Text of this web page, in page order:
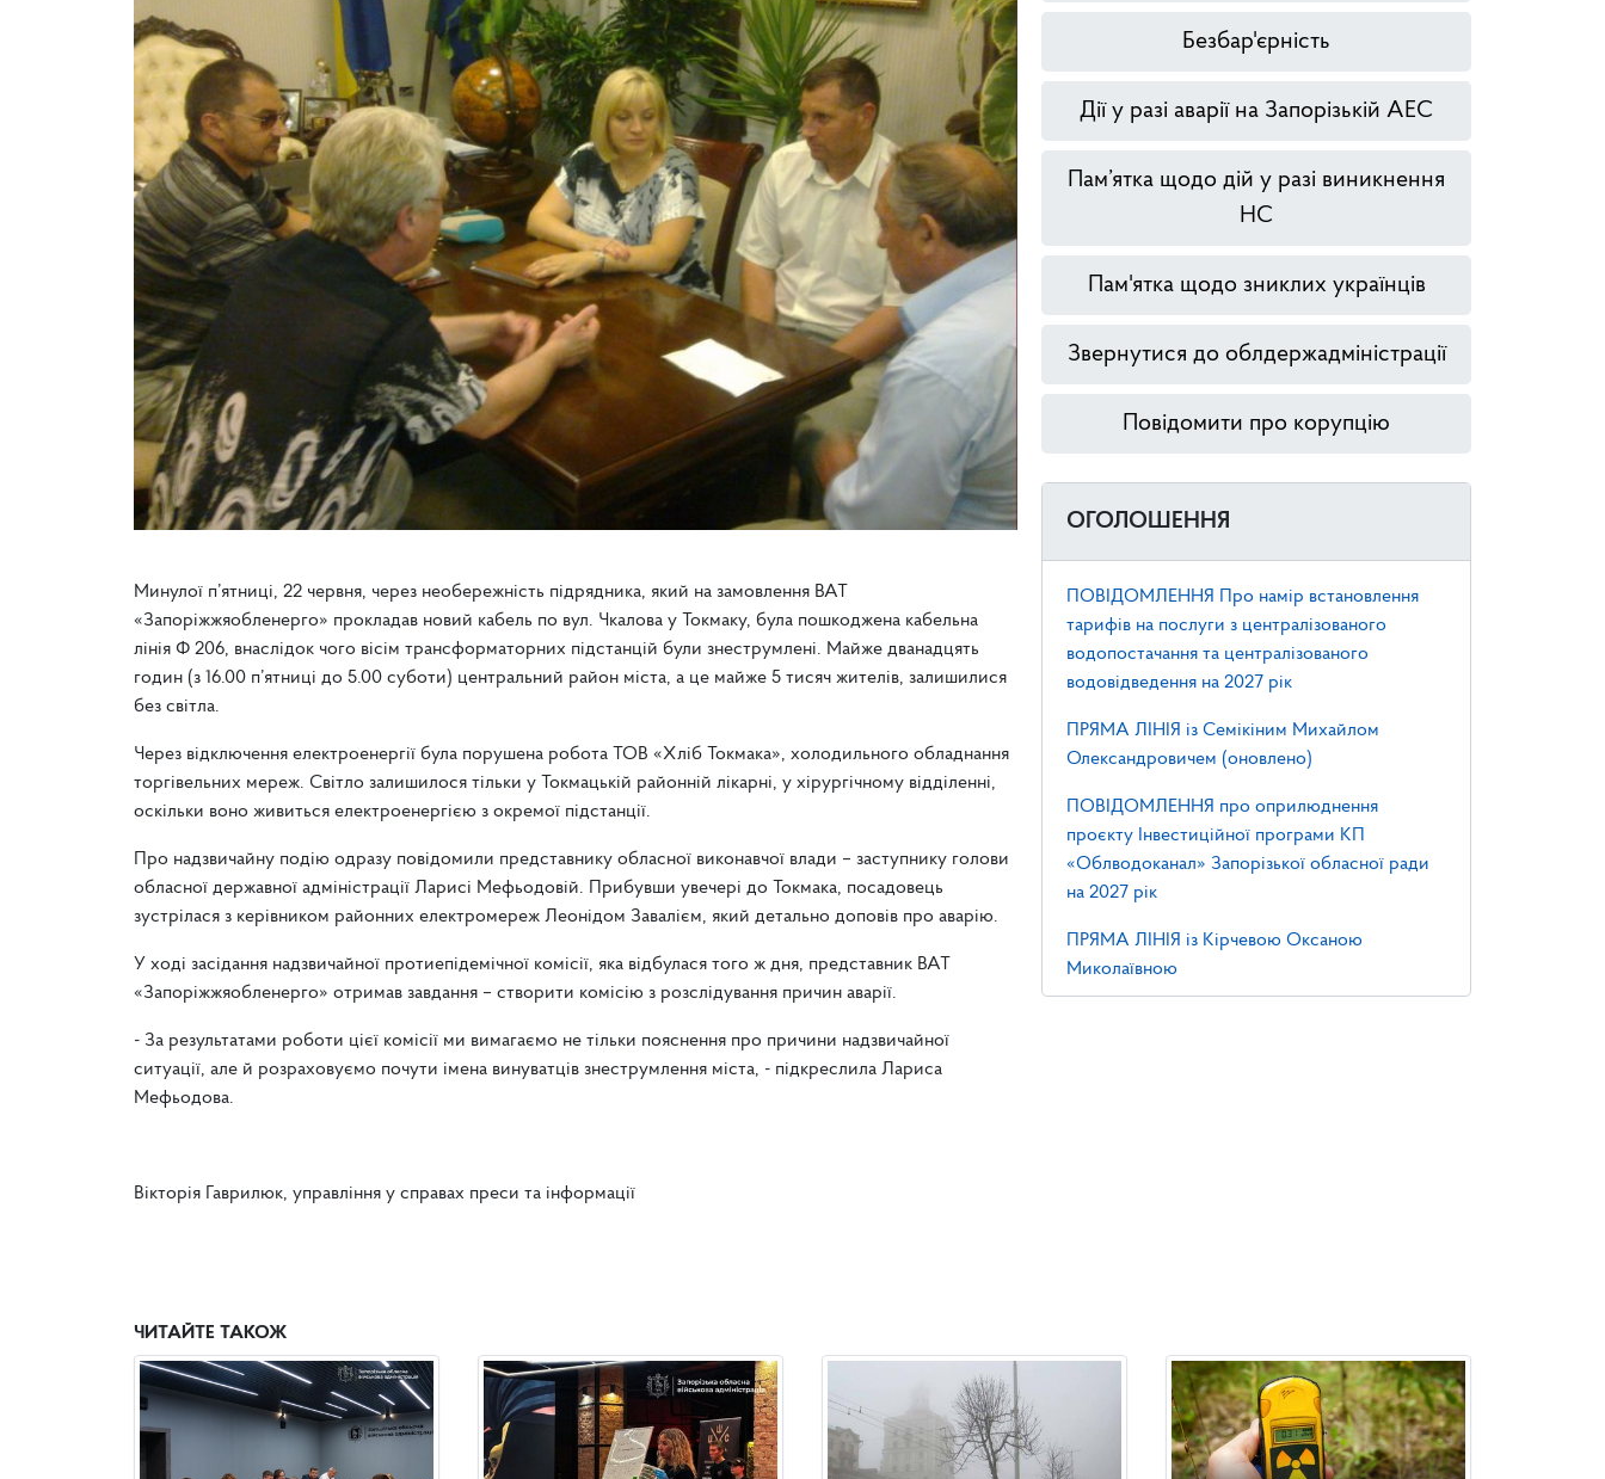
Минулої п’ятниці, 22 червня, через необережність підрядника, який на замовлення ВАТ
«Запоріжжяобленерго» прокладав новий кабель по вул. Чкалова у Токмаку, була пошкоджена кабельна
лінія Ф 206, внаслідок чого вісім трансформаторних підстанцій були знеструмлені. Майже дванадцять
годин (з 16.00 п’ятниці до 5.00 суботи) центральний район міста, а це майже 5 тисяч жителів, залишилися
без світла.
Через відключення електроенергії була порушена робота ТОВ «Хліб Токмака», холодильного обладнання
торгівельних мереж. Світло залишилося тільки у Токмацькій районній лікарні, у хірургічному відділенні,
оскільки воно живиться електроенергією з окремої підстанції.
Про надзвичайну подію одразу повідомили представнику обласної виконавчої влади – заступнику голови
обласної державної адміністрації Ларисі Мефьодовій. Прибувши увечері до Токмака, посадовець
зустрілася з керівником районних електромереж Леонідом Завалієм, який детально доповів про аварію.
У ході засідання надзвичайної протиепідемічної комісії, яка відбулася того ж дня, представник ВАТ
«Запоріжжяобленерго» отримав завдання – створити комісію з розслідування причин аварії.
- За результатами роботи цієї комісії ми вимагаємо не тільки пояснення про причини надзвичайної
ситуації, але й розраховуємо почути імена винуватців знеструмлення міста, - підкреслила Лариса
Мефьодова.
Вікторія Гаврилюк, управління у справах преси та інформації
Безбар'єрність
Дії у разі аварії на Запорізькій АЕС
Пам’ятка щодо дій у разі виникнення
НС
Пам'ятка щодо зниклих українців
Звернутися до облдержадміністрації
Повідомити про корупцію
ОГОЛОШЕННЯ
ПОВІДОМЛЕННЯ Про намір встановлення
тарифів на послуги з централізованого
водопостачання та централізованого
водовідведення на 2027 рік
ПРЯМА ЛІНІЯ із Семікіним Михайлом
Олександровичем (оновлено)
ПОВІДОМЛЕННЯ про оприлюднення
проєкту Інвестиційної програми КП
«Облводоканал» Запорізької обласної ради
на 2027 рік
ПРЯМА ЛІНІЯ із Кірчевою Оксаною
Миколаївною
ЧИТАЙТЕ ТАКОЖ